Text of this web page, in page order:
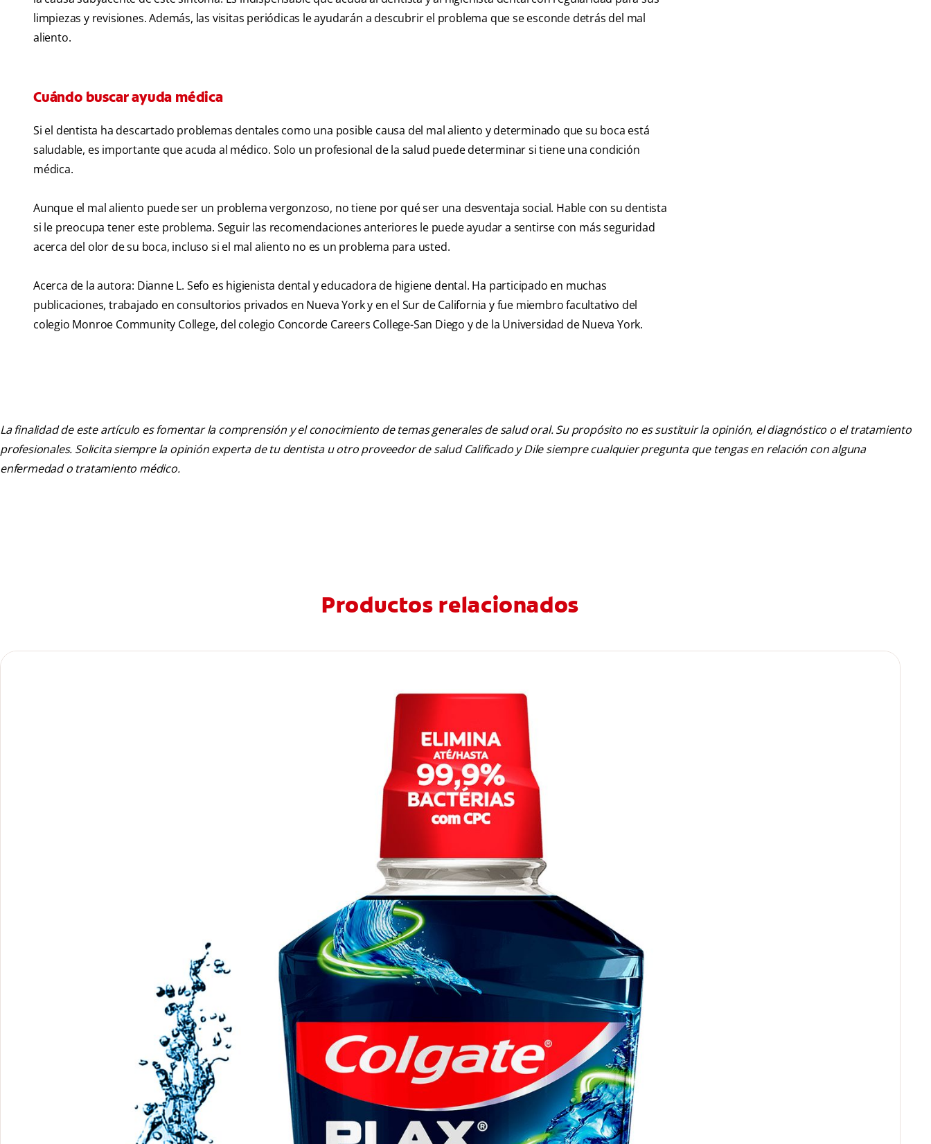
limpiezas y revisiones. Además, las visitas periódicas le ayudarán a descubrir el problema que se esconde detrás del mal
aliento.
Cuándo buscar ayuda médica
Si el dentista ha descartado problemas dentales como una posible causa del mal aliento y determinado que su boca está
saludable, es importante que acuda al médico. Solo un profesional de la salud puede determinar si tiene una condición
médica.
Aunque el mal aliento puede ser un problema vergonzoso, no tiene por qué ser una desventaja social. Hable con su dentista
si le preocupa tener este problema. Seguir las recomendaciones anteriores le puede ayudar a sentirse con más seguridad
acerca del olor de su boca, incluso si el mal aliento no es un problema para usted.
Acerca de la autora: Dianne L. Sefo es higienista dental y educadora de higiene dental. Ha participado en muchas
publicaciones, trabajado en consultorios privados en Nueva York y en el Sur de California y fue miembro facultativo del
colegio Monroe Community College, del colegio Concorde Careers College-San Diego y de la Universidad de Nueva York.
La finalidad de este artículo es fomentar la comprensión y el conocimiento de temas generales de salud oral. Su propósito no es sustituir la opinión, el diagnóstico o el tratamiento
profesionales. Solicita siempre la opinión experta de tu dentista u otro proveedor de salud Calificado y Dile siempre cualquier pregunta que tengas en relación con alguna
enfermedad o tratamiento médico.
Productos relacionados